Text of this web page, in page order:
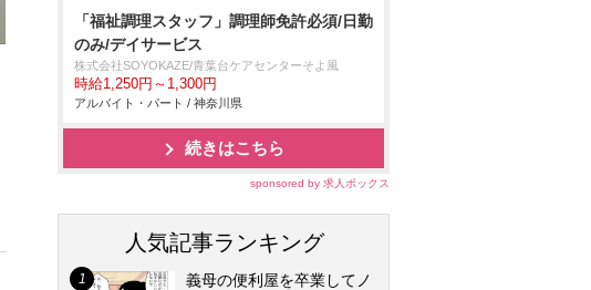
「福祉調理スタッフ」調理師免許必須/日勤
のみ/デイサービス
株式会社SOYOKAZE/青葉台ケアセンターそよ風
時給1,250円～1,300円
アルバイト・パート / 神奈川県
続きはこちら
sponsored by 求人ボックス
人気記事ランキング
義母の便利屋を卒業してノ